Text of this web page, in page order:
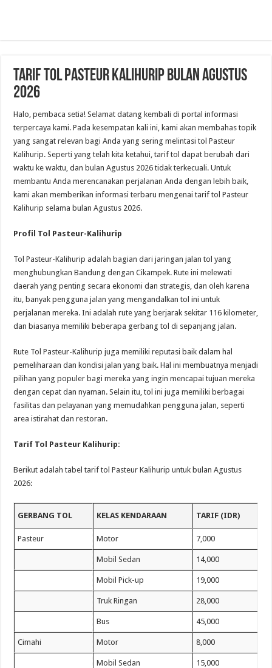
Tarif Tol Pasteur Kalihurip Bulan Agustus
2026
Halo, pembaca setia! Selamat datang kembali di portal informasi
terpercaya kami. Pada kesempatan kali ini, kami akan membahas topik
yang sangat relevan bagi Anda yang sering melintasi tol Pasteur
Kalihurip. Seperti yang telah kita ketahui, tarif tol dapat berubah dari
waktu ke waktu, dan bulan Agustus 2026 tidak terkecuali. Untuk
membantu Anda merencanakan perjalanan Anda dengan lebih baik,
kami akan memberikan informasi terbaru mengenai tarif tol Pasteur
Kalihurip selama bulan Agustus 2026.
Profil Tol Pasteur-Kalihurip
Tol Pasteur-Kalihurip adalah bagian dari jaringan jalan tol yang
menghubungkan Bandung dengan Cikampek. Rute ini melewati
daerah yang penting secara ekonomi dan strategis, dan oleh karena
itu, banyak pengguna jalan yang mengandalkan tol ini untuk
perjalanan mereka. Ini adalah rute yang berjarak sekitar 116 kilometer,
dan biasanya memiliki beberapa gerbang tol di sepanjang jalan.
Rute Tol Pasteur-Kalihurip juga memiliki reputasi baik dalam hal
pemeliharaan dan kondisi jalan yang baik. Hal ini membuatnya menjadi
pilihan yang populer bagi mereka yang ingin mencapai tujuan mereka
dengan cepat dan nyaman. Selain itu, tol ini juga memiliki berbagai
fasilitas dan pelayanan yang memudahkan pengguna jalan, seperti
area istirahat dan restoran.
Tarif Tol Pasteur Kalihurip:
Berikut adalah tabel tarif tol Pasteur Kalihurip untuk bulan Agustus
2026:
GERBANG TOL KELAS KENDARAAN TARIF (IDR)
Pasteur Motor 7,000
Mobil Sedan 14,000
Mobil Pick-up 19,000
Truk Ringan 28,000
Bus 45,000
Cimahi Motor 8,000
Mobil Sedan 15,000